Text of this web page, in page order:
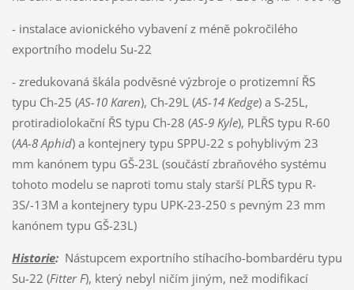
- instalace avionického vybavení z méně pokročilého
exportního modelu Su-22
- zredukovaná škála podvěsné výzbroje o protizemní ŘS
typu Ch-25 (AS-10 Karen), Ch-29L (AS-14 Kedge) a S-25L,
protiradiolokační ŘS typu Ch-28 (AS-9 Kyle), PLŘS typu R-60
(AA-8 Aphid) a kontejnery typu SPPU-22 s pohyblivým 23
mm kanónem typu GŠ-23L (součástí zbraňového systému
tohoto modelu se naproti tomu staly starší PLŘS typu R-
3S/-13M a kontejnery typu UPK-23-250 s pevným 23 mm
kanónem typu GŠ-23L)
Historie:Nástupcem exportního stíhacího-bombardéru typu
Su-22 (Fitter F), který nebyl ničím jiným, než modifikací